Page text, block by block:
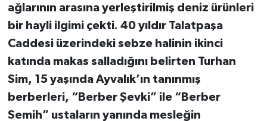
ağlarının arasına yerleştirilmiş deniz ürünleri
bir hayli ilgimi çekti. 40 yıldır Talatpaşa
Caddesi üzerindeki sebze halinin ikinci
katında makas salladığını belirten Turhan
Sim, 15 yaşında Ayvalık’ın tanınmış
berberleri, “Berber Şevki” ile “Berber
Semih” ustaların yanında mesleğin